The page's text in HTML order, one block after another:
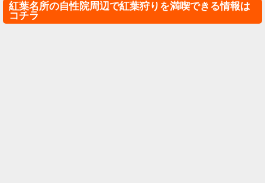
紅葉名所の自性院周辺で紅葉狩りを満喫できる情報は
コチラ